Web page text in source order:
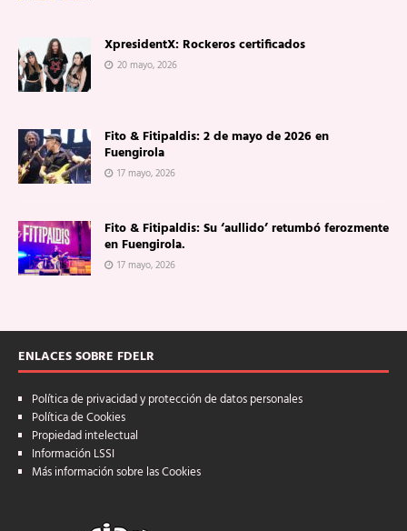
XpresidentX: Rockeros certificados
20 mayo, 2026
Fito & Fitipaldis: 2 de mayo de 2026 en
Fuengirola
17 mayo, 2026
Fito & Fitipaldis: Su ‘aullido’ retumbó ferozmente
en Fuengirola.
17 mayo, 2026
ENLACES SOBRE FDELR
Política de privacidad y protección de datos personales
Política de Cookies
Propiedad intelectual
Información LSSI
Más información sobre las Cookies